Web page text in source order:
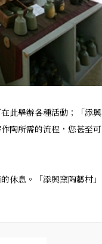
此舉辦各種活動；「添興
陶所需的流程，您甚至可
休息。「添興窯陶藝村」